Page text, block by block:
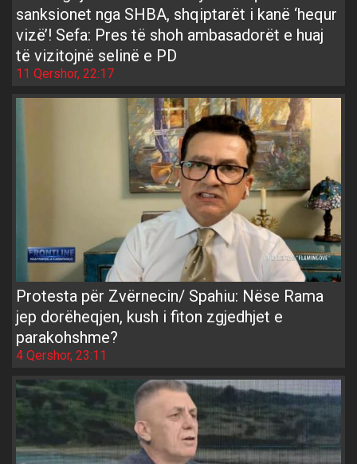
sanksionet nga SHBA, shqiptarët i kanë ‘hequr
vizë’! Sefa: Pres të shoh ambasadorët e huaj
të vizitojnë selinë e PD
11 Qershor, 22:17
Protesta për Zvërnecin/ Spahiu: Nëse Rama
jep dorëheqjen, kush i fiton zgjedhjet e
parakohshme?
4 Qershor, 23:11